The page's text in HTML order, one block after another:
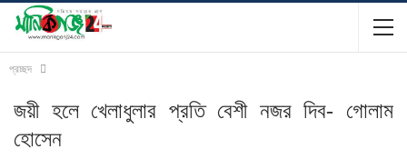
প্রচ্ছদ
জয়ী হলে খেলাধুলার প্রতি বেশী নজর দিব- গোলাম
হোসেন